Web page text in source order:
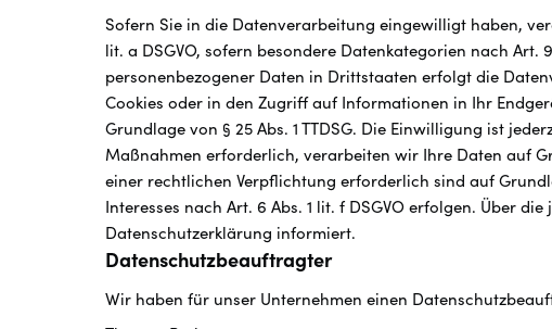
Sofern Sie in die Datenverarbeitung eingewilligt haben,
lit. a DSGVO, sofern besondere Datenkategorien nach
personenbezogener Daten in Drittstaaten erfolgt die
Cookies oder in den Zugriff auf Informationen in Ihr
Grundlage von § 25 Abs. 1 TTDSG. Die Einwilligung ist
Maßnahmen erforderlich, verarbeiten wir Ihre Daten auf
einer rechtlichen Verpflichtung erforderlich sind auf
Interesses nach Art. 6 Abs. 1 lit. f DSGVO erfolgen. Über
Datenschutzerklärung informiert.
Datenschutz­beauftragter
Wir haben für unser Unternehmen einen